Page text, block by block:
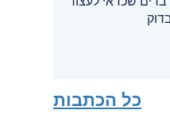
כל הכתבות